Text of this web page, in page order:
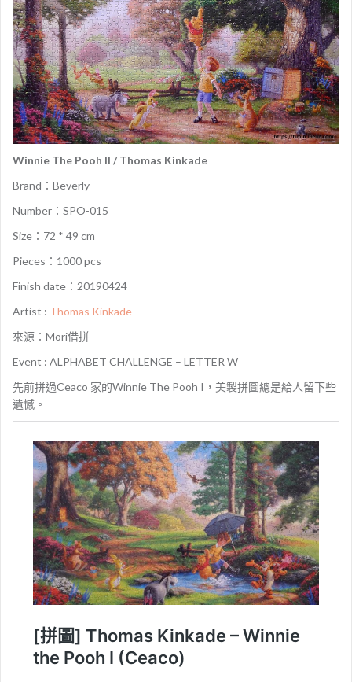
Winnie The Pooh II / Thomas Kinkade
Brand：Beverly
Number：SPO-015
Size：72 * 49 cm
Pieces：1000 pcs
Finish date：20190424
Artist : Thomas Kinkade
來源：Mori借拼
Event : ALPHABET CHALLENGE – LETTER W
先前拼過Ceaco 家的Winnie The Pooh I，美製拼圖總是給人留下些
遺憾。